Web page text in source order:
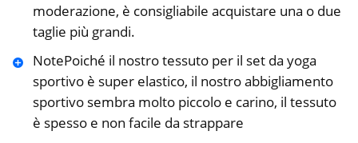
moderazione, è consigliabile acquistare una o due
taglie più grandi.
‍NotePoiché il nostro tessuto per il set da yoga
sportivo è super elastico, il nostro abbigliamento
sportivo sembra molto piccolo e carino, il tessuto
è spesso e non facile da strappare